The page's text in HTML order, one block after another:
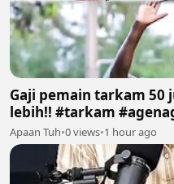
Gaji pemain tarkam 50
lebih!! #tarkam
#sepakbola #fyp
Apaan Tuh•0 views•1 hour ago